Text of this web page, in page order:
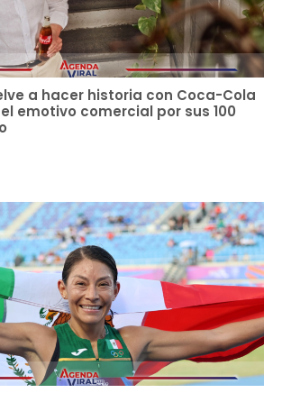
a hacer historia con Coca-Cola
emotivo comercial por sus 100